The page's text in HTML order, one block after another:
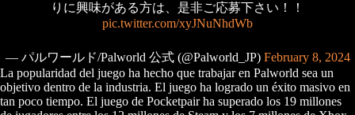
りに興味がある方は、是非ご応募下さい！！
pic.twitter.com/xyJNuNhdWb
— パルワールド/Palworld 公式 (@Palworld_JP) February 8, 2024
La popularidad del juego ha hecho que trabajar en Palworld sea un
objetivo dentro de la industria. El juego ha logrado un éxito masivo en
tan poco tiempo. El juego de Pocketpair ha superado los 19 millones